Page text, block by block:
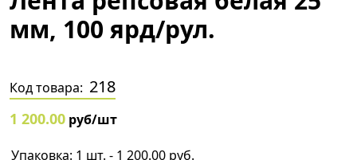
мм, 100 ярд/рул.
Код товара: 218
1 200.00 руб/шт
Упаковка: 1 шт. - 1 200.00 руб.